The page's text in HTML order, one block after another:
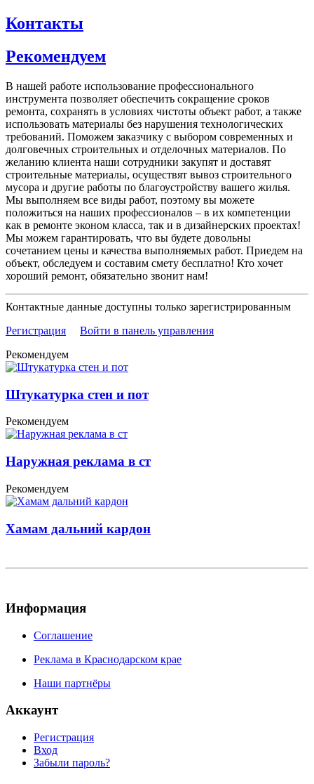
Контакты
Рекомендуем
В нашей работе использование профессионального
инструмента позволяет обеспечить сокращение сроков
ремонта, сохранять в условиях чистоты объект работ, а также
использовать материалы без нарушения технологических
требований. Поможем заказчику с выбором современных и
долговечных строительных и отделочных материалов. По
желанию клиента наши сотрудники закупят и доставят
строительные материалы, осуществят вывоз строительного
мусора и другие работы по благоустройству вашего жилья.
Мы выполняем все виды работ, поэтому вы можете
положиться на наших профессионалов – в их компетенции
как в ремонте эконом класса, так и в дизайнерских проектах!
Мы можем гарантировать, что вы будете довольны
сочетанием цены и качества выполняемых работ. Приедем на
объект, обследуем и составим смету бесплатно! Кто хочет
хороший ремонт, обязательно звонит нам!
Контактные данные доступны только зарегистрированным
Регистрация
Войти в панель управления
Рекомендуем
Штукатурка стен и пот
Рекомендуем
Наружная реклама в ст
Рекомендуем
Хамам дальний кардон
Информация
Соглашение
Реклама в Краснодарском крае
Наши партнёры
Аккаунт
Регистрация
Вход
Забыли пароль?